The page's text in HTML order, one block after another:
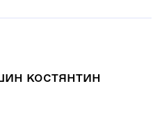
костянтин